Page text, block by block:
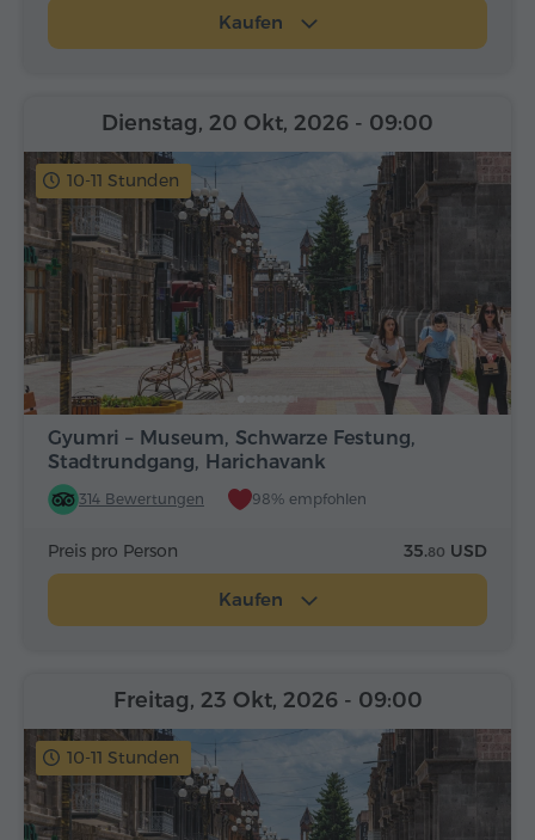
Kaufen
10-11 Stunden
Gyumri – Museum, Schwarze Festung,
Stadtrundgang, Harichavank
314 Bewertungen 98% empfohlen
Dienstag, 20 Okt, 2026 - 09:00
Preis pro Person 35.80 USD
Kaufen
10-11 Stunden
Freitag, 23 Okt, 2026 - 09:00